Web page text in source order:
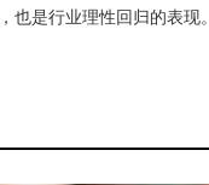
也是行业理性回归的表现。